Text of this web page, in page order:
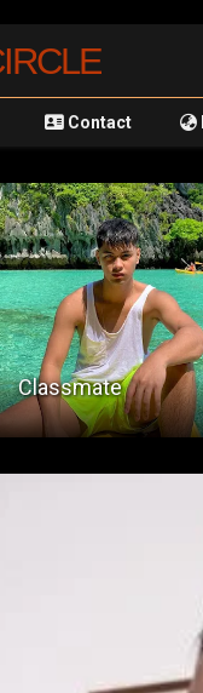
Contact
Pamilyang
Kinalilibugan Ko